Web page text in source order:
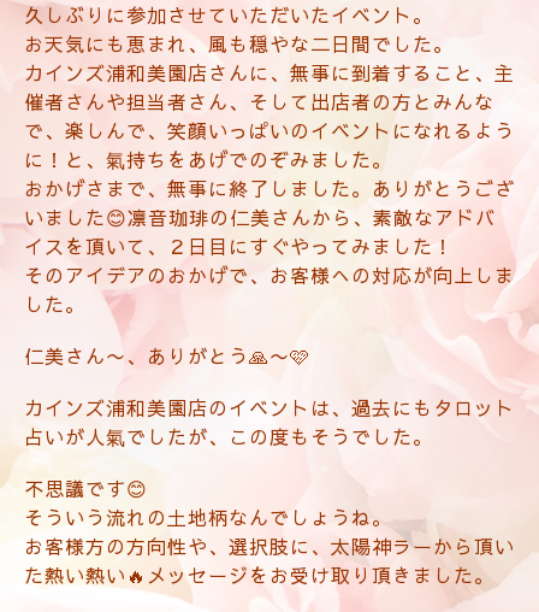
久しぶりに参加させていただいたイベント。
お天気にも恵まれ、風も穏やな二日間でした。
カインズ浦和美園店さんに、無事に到着すること、主
催者さんや担当者さん、そして出店者の方とみんな
で、楽しんで、笑顔いっぱいのイベントになれるよう
に！と、氣持ちをあげでのぞみました。
おかげさまで、無事に終了しました。ありがとうござ
いました😊凛音珈琲の仁美さんから、素敵なアドバ
イスを頂いて、２日目にすぐやってみました！
そのアイデアのおかげで、お客様への対応が向上しま
した。
仁美さん〜、ありがとう🙏〜🩷
カインズ浦和美園店のイベントは、過去にもタロット
占いが人氣でしたが、この度もそうでした。
不思議です😊
そういう流れの土地柄なんでしょうね。
お客様方の方向性や、選択肢に、太陽神ラーから頂い
た熱い熱い🔥メッセージをお受け取り頂きました。